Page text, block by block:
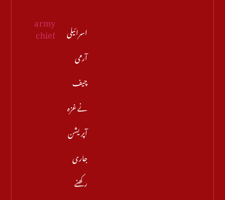
اسرائیلی
آرمی
چیف
نے غزہ
آپریشن
جاری
رکھنے